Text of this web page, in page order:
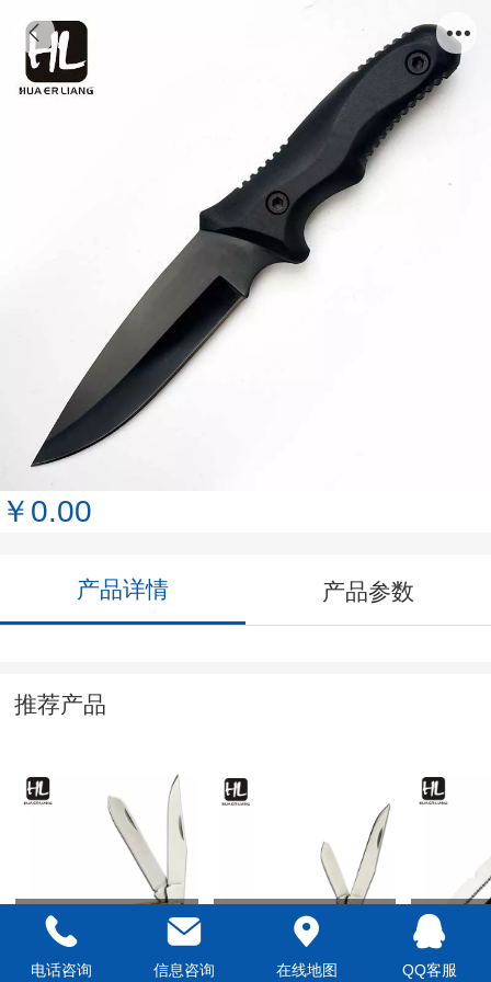
_DSC8987
￥0.00
产品详情 产品参数
推荐产品
HLD-05 HLJ-16
电话咨询 信息咨询 在线地图 QQ客服